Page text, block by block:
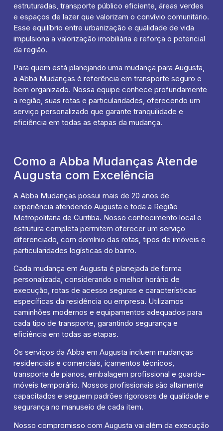
estruturadas, transporte público eficiente, áreas verdes
e espaços de lazer que valorizam o convívio comunitário.
Esse equilíbrio entre urbanização e qualidade de vida
impulsiona a valorização imobiliária e reforça o potencial
da região.
Para quem está planejando uma mudança para Augusta,
a Abba Mudanças é referência em transporte seguro e
bem organizado. Nossa equipe conhece profundamente
a região, suas rotas e particularidades, oferecendo um
serviço personalizado que garante tranquilidade e
eficiência em todas as etapas da mudança.
Como a Abba Mudanças Atende
Augusta com Excelência
A Abba Mudanças possui mais de 20 anos de
experiência atendendo Augusta e toda a Região
Metropolitana de Curitiba. Nosso conhecimento local e
estrutura completa permitem oferecer um serviço
diferenciado, com domínio das rotas, tipos de imóveis e
particularidades logísticas do bairro.
Cada mudança em Augusta é planejada de forma
personalizada, considerando o melhor horário de
execução, rotas de acesso seguras e características
específicas da residência ou empresa. Utilizamos
caminhões modernos e equipamentos adequados para
cada tipo de transporte, garantindo segurança e
eficiência em todas as etapas.
Os serviços da Abba em Augusta incluem mudanças
residenciais e comerciais, içamentos técnicos,
transporte de pianos, embalagem profissional e guarda-
móveis temporário. Nossos profissionais são altamente
capacitados e seguem padrões rigorosos de qualidade e
segurança no manuseio de cada item.
Nosso compromisso com Augusta vai além da execução